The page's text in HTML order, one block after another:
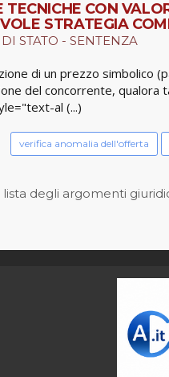
TECNICHE CON
STRATEGIA
STATO - SENTENZA
di un prezzo simbolico
del concorrente, qualora
al (...)
verifica anomalia dell'offerta
lista degli argomenti